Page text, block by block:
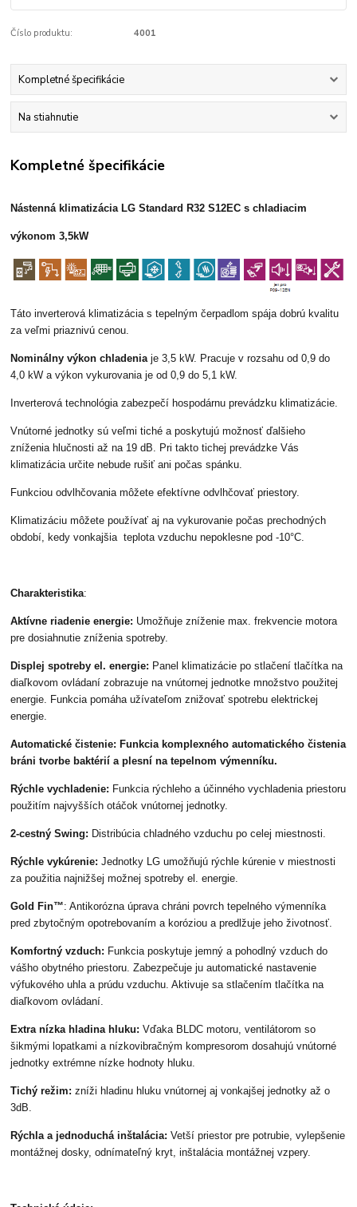
Číslo produktu: 4001
Kompletné špecifikácie
Na stiahnutie
Kompletné špecifikácie
Nástenná klimatizácia LG Standard R32 S12EC s chladiacim
výkonom 3,5kW
Táto inverterová klimatizácia s tepelným čerpadlom spája dobrú kvalitu
za veľmi priaznivú cenou.
Nominálny výkon chladeniaje 3,5 kW. Pracuje v rozsahu od 0,9 do
4,0 kW a výkon vykurovania je od 0,9 do 5,1 kW.
Inverterová technológia zabezpečí hospodárnu prevádzku klimatizácie.
Vnútorné jednotky sú veľmi tiché a poskytujú možnosť ďalšieho
zníženia hlučnosti až na 19 dB. Pri takto tichej prevádzke Vás
klimatizácia určite nebude rušiť ani počas spánku.
Funkciou odvlhčovania môžete efektívne odvlhčovať priestory.
Klimatizáciu môžete používať aj na vykurovanie počas prechodných
období, kedy vonkajšia teplota vzduchu nepoklesne pod -10°C.
Charakteristika:
Aktívne riadenie energie: Umožňuje zníženie max. frekvencie motora
pre dosiahnutie zníženia spotreby.
Displej spotreby el. energie: Panel klimatizácie po stlačení tlačítka na
diaľkovom ovládaní zobrazuje na vnútornej jednotke množstvo použitej
energie. Funkcia pomáha užívateľom znižovať spotrebu elektrickej
energie.
Automatické čistenie: Funkcia komplexného automatického čistenia
bráni tvorbe baktérií a plesní na tepelnom výmenníku.
Rýchle vychladenie: Funkcia rýchleho a účinného vychladenia priestoru
použitím najvyšších otáčok vnútornej jednotky.
2-cestný Swing: Distribúcia chladného vzduchu po celej miestnosti.
Rýchle vykúrenie: Jednotky LG umožňujú rýchle kúrenie v miestnosti
za použitia najnižšej možnej spotreby el. energie.
Gold Fin™: Antikorózna úprava chráni povrch tepelného výmenníka
pred zbytočným opotrebovaním a koróziou a predlžuje jeho životnosť.
Komfortný vzduch: Funkcia poskytuje jemný a pohodlný vzduch do
vášho obytného priestoru. Zabezpečuje ju automatické nastavenie
výfukového uhla a prúdu vzduchu. Aktivuje sa stlačením tlačítka na
diaľkovom ovládaní.
Extra nízka hladina hluku: Vďaka BLDC motoru, ventilátorom so
šikmými lopatkami a nízkovibračným kompresorom dosahujú vnútorné
jednotky extrémne nízke hodnoty hluku.
Tichý režim: zníži hladinu hluku vnútornej aj vonkajšej jednotky až o
3dB.
Rýchla a jednoduchá inštalácia: Vetší priestor pre potrubie, vylepšenie
montážnej dosky, odnímateľný kryt, inštalácia montážnej vzpery.